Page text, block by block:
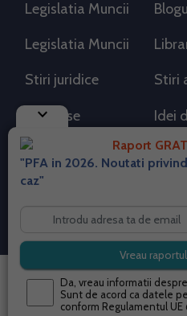
keyboard_arrow_down
Raport
"PFA in 2026. Noutati
caz"
Da, vreau informatii
Sunt de acord ca datele
conform Regulamentul UE
Legislatia Muncii
Legislatia Muncii
Stiri juridice Stiri
AdSense Idei
RSS Flux RSS 2.0
Despre cookies
Termeni si conditii
© 2026 portalpfa.ro. Toate